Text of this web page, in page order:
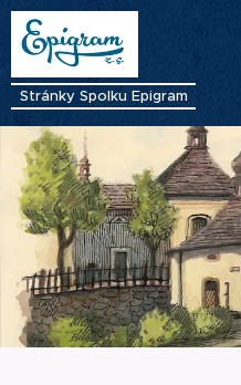
Stránky Spolku Epigram